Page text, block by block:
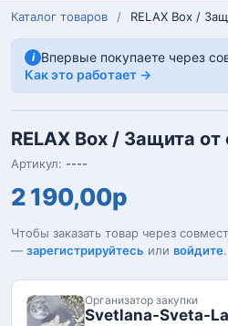
Каталог товаров / RELAX Box /
i Впервые покупаете через
Как это работает →
RELAX Box / Защита от
Артикул: ----
2 190,00р
Чтобы заказать товар через
— зарегистрируйтесь или войдите.
Организатор закупки
Svetlana-Sveta-